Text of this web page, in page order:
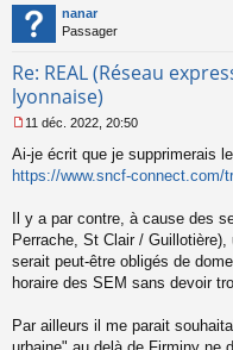
nanar
Passager
Re: REAL (Réseau
lyonnaise)
e
s
s
g
e
n
o
u
11 déc. 2022, 20:50
Ai-je écrit que je supprimerais
https://www.sncf-connect.com/
Il y a par contre, à cause des
Perrache, St Clair /
serait peut-être obligés de
horaire des SEM sans devoir
Par ailleurs il me parait